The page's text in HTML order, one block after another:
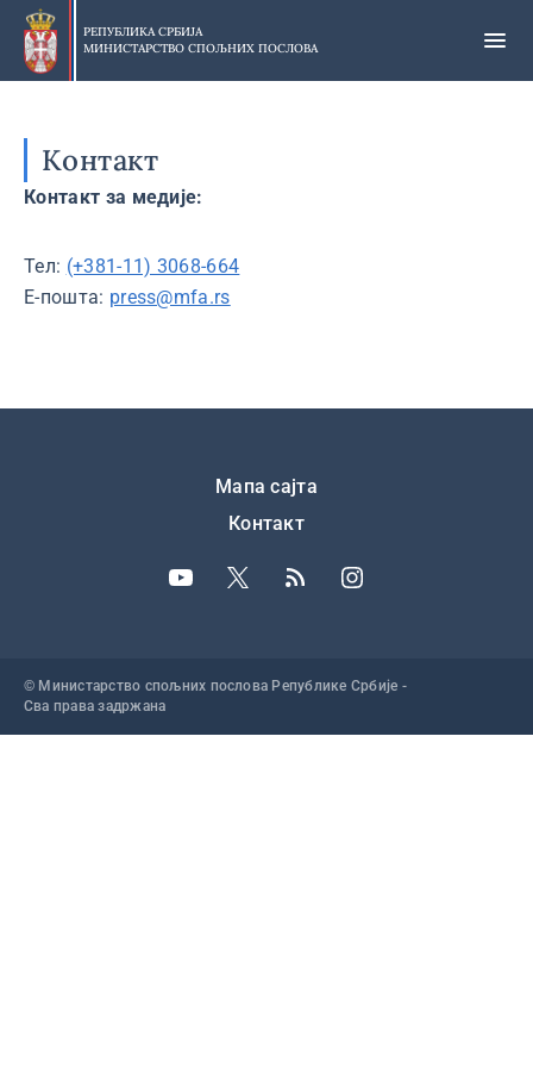
Прескочи
главни
део
РЕПУБЛИКА СРБИЈА
МИНИСТАРСТВО СПОЉНИХ ПОСЛОВА
Контакт
Контакт за медије:
Тел: (+381-11) 3068-664
Е-пошта: press@mfa.rs
Мапа сајта
Контакт
© Министарство спољних послова Републике Србије -
Сва права задржана